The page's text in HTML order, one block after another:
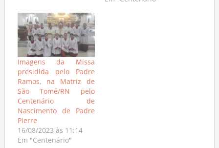
Imagens da Missa
presidida pelo Padre
Ramos, na Matriz de
São Tomé/RN pelo
Centenário de
Nascimento de Padre
Pierre
16/08/2023 às 11:14
Em "Centenário"